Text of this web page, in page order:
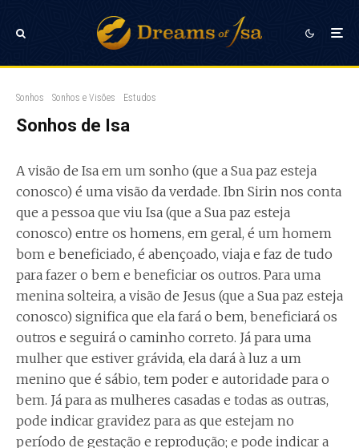
Sonhos Sonhos e Visões Estudos
Sonhos de Isa
A visão de Isa em um sonho (que a Sua paz esteja
conosco) é uma visão da verdade. Ibn Sirin nos conta
que a pessoa que viu Isa (que a Sua paz esteja
conosco) entre os homens, em geral, é um homem
bom e beneficiado, é abençoado, viaja e faz de tudo
para fazer o bem e beneficiar os outros. Para uma
menina solteira, a visão de Jesus (que a Sua paz esteja
conosco) significa que ela fará o bem, beneficiará os
outros e seguirá o caminho correto. Já para uma
mulher que estiver grávida, ela dará à luz a um
menino que é sábio, tem poder e autoridade para o
bem. Já para as mulheres casadas e todas as outras,
pode indicar gravidez para as que estejam no
período de gestação e reprodução; e pode indicar a